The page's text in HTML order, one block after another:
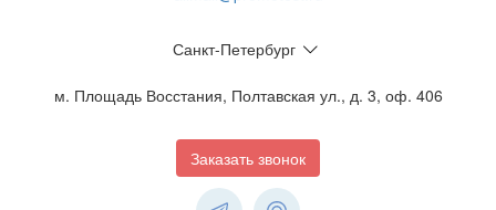
Санкт-Петербург
м. Площадь Восстания, Полтавская ул., д. 3, оф. 406
Заказать звонок